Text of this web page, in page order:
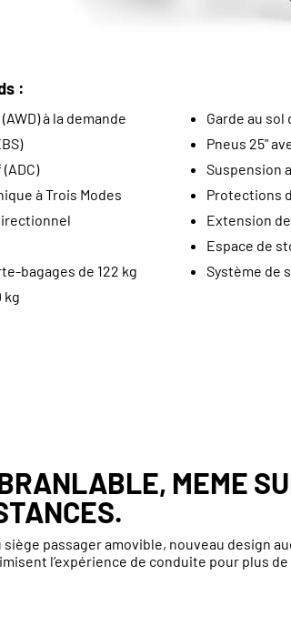
:
à la demande
à Trois Modes
bagages de 122 kg
kg
Garde au sol
Pneus 25"
Suspension
Protections
Extension
Espace de
Système de
MEME
passager amovible, nouveau design
l’expérience de conduite pour plus